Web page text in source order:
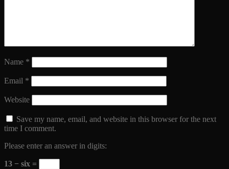
Name *
Email *
Website
Save my name, email, and website in this browser for the next
time I comment.
Please enter an answer in digits:
13 − six =